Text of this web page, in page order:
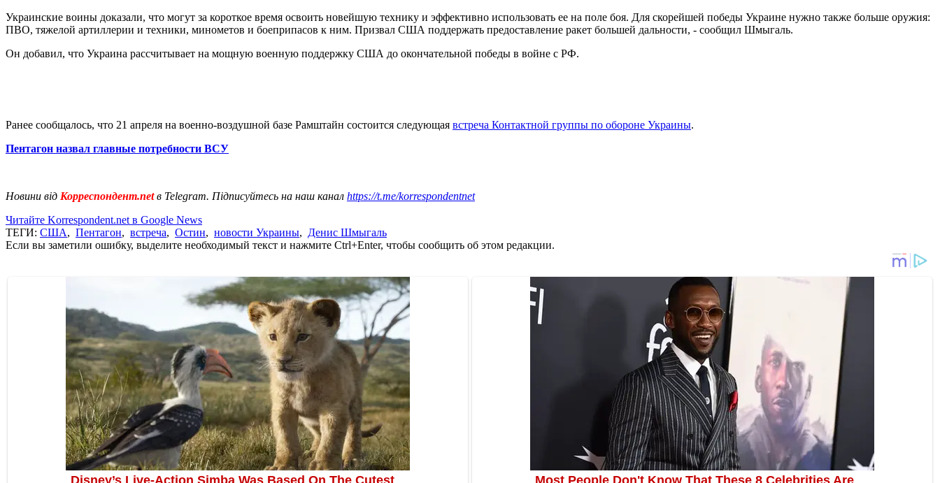
Украинские воины доказали, что могут за короткое время освоить новейшую технику и эффективно использовать ее на поле боя. Для скорейшей победы Украине нужно также больше оружия:
ПВО, тяжелой артиллерии и техники, минометов и боеприпасов к ним. Призвал США поддержать предоставление ракет большей дальности, - сообщил Шмыгаль.
Он добавил, что Украина рассчитывает на мощную военную поддержку США до окончательной победы в войне с РФ.
Ранее сообщалось, что 21 апреля на военно-воздушной базе Рамштайн состоится следующая встреча Контактной группы по обороне Украины.
Пентагон назвал главные потребности ВСУ
Новини від Корреспондент.netв Telegram. Підписуйтесь на наш канал https://t.me/korrespondentnet
Читайте Korrespondent.net в Google News
ТЕГИ: США, Пентагон, встреча, Остин, новости Украины, Денис Шмыгаль
Если вы заметили ошибку, выделите необходимый текст и нажмите Ctrl+Enter, чтобы сообщить об этом редакции.